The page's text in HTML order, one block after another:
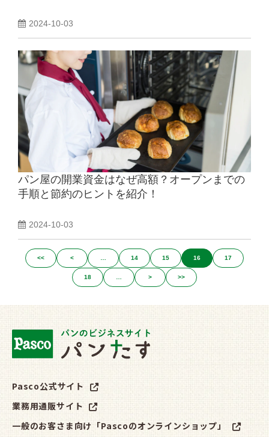
2024-10-03
パン屋の開業資金はなぜ高額？オープンまでの
手順と節約のヒントを紹介！
2024-10-03
<< < 14 15 16 17
18 > >>
Pasco公式サイト
業務用通販サイト
一般のお客さま向け「Pascoのオンラインショップ」